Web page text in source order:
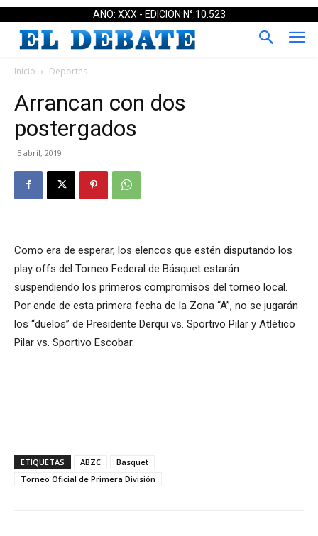
AÑO: XXX - EDICION N°:10.523
Inicio Deportes
Arrancan con dos
postergados
5 abril, 2019
Como era de esperar, los elencos que estén disputando los
play offs del Torneo Federal de Básquet estarán
suspendiendo los primeros compromisos del torneo local.
Por ende de esta primera fecha de la Zona “A”, no se jugarán
los “duelos” de Presidente Derqui vs. Sportivo Pilar y Atlético
Pilar vs. Sportivo Escobar.
ETIQUETAS ABZC
Basquet
Torneo Oficial de Primera División